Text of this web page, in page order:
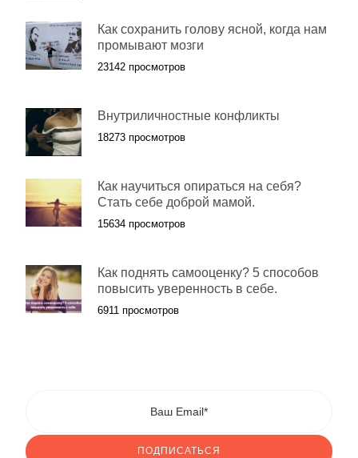
Как сохранить голову ясной, когда нам
промывают мозги
23142 просмотров
Внутриличностные конфликты
18273 просмотров
Как научиться опираться на себя?
Стать себе доброй мамой.
15634 просмотров
Как поднять самооценку? 5 способов
повысить уверенность в себе.
6911 просмотров
ПОДПИСАТЬСЯ